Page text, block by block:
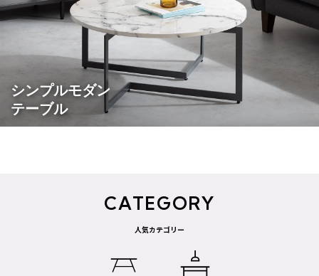
シンプルモダン
テーブル
CATEGORY
人気カテゴリー